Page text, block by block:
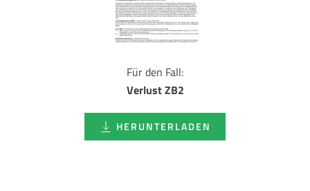
Für den Fall:
Verlust ZB2
HERUNTERLADEN